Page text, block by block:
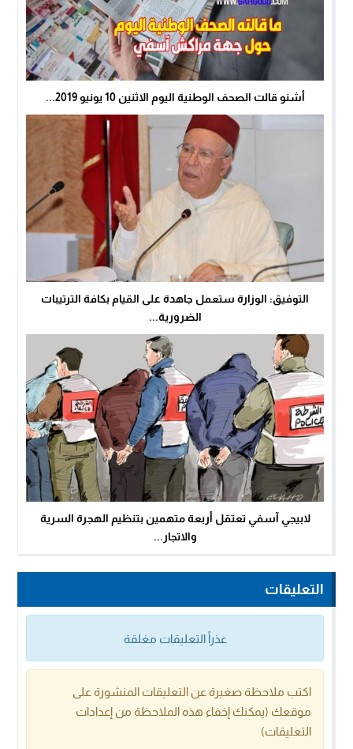
أشنو قالت الصحف الوطنية اليوم الاثنين 10 يونيو 2019...
التوفيق: الوزارة ستعمل جاهدة على القيام بكافة الترتيبات
الضرورية...
لابيجي آسفي تعتقل أربعة متهمين بتنظيم الهجرة السرية
والاتجار...
التعليقات
عذراً التعليقات مغلقة
اكتب ملاحظة صغيرة عن التعليقات المنشورة على
موقعك (يمكنك إخفاء هذه الملاحظة من إعدادات
التعليقات)